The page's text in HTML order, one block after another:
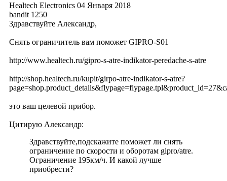
Healtech Electronics 04 Января 2018
bandit 1250
Здравствуйте Александр,
Снять ограничитель вам поможет GIPRO-S01
http://www.healtech.ru/gipro-s-atre-indikator-peredache-s-atre
http://shop.healtech.ru/kupit/girpo-atre-indikator-s-atre?
это ваш целевой прибор.
Цитирую Александр:
Здравствуйте,подскажите поможет ли снять
ограничение по скорости и оборотам gipro/atre.
Ограничение 195км/ч. И какой лучше
приобрести?